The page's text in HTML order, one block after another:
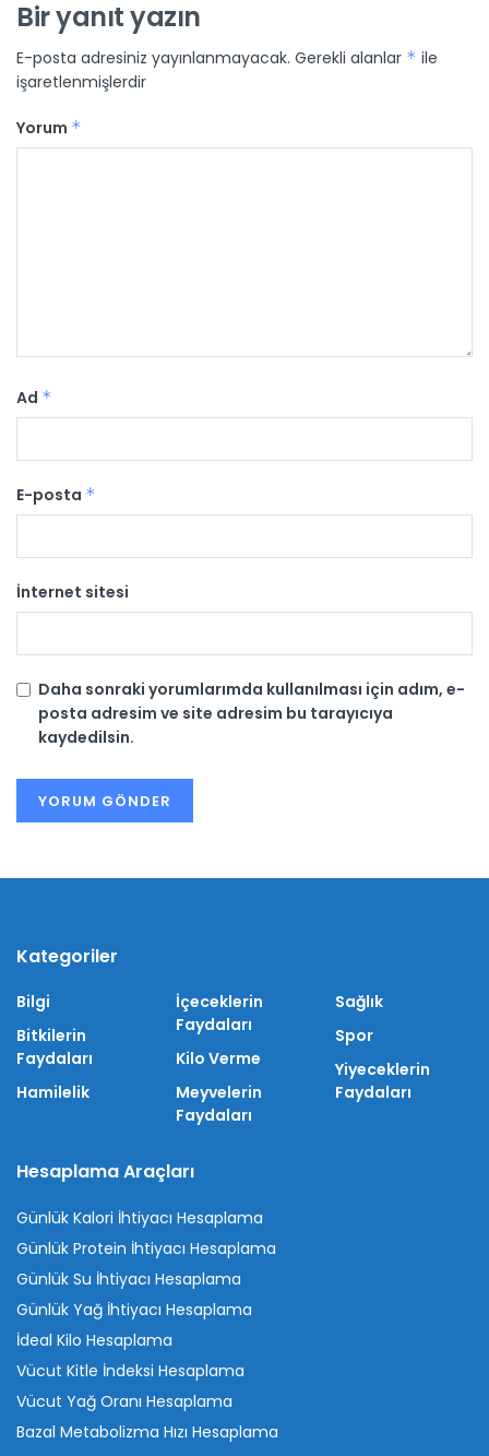
Bir yanıt yazın
E-posta adresiniz yayınlanmayacak. Gerekli alanlar * ile
işaretlenmişlerdir
Yorum *
Ad *
E-posta *
İnternet sitesi
Daha sonraki yorumlarımda kullanılması için adım, e-
posta adresim ve site adresim bu tarayıcıya
kaydedilsin.
Kategoriler
Bilgi
Bitkilerin
Faydaları
Hamilelik
İçeceklerin
Faydaları
Kilo Verme
Meyvelerin
Faydaları
Sağlık
Spor
Yiyeceklerin
Faydaları
Hesaplama Araçları
Günlük Kalori İhtiyacı Hesaplama
Günlük Protein İhtiyacı Hesaplama
Günlük Su İhtiyacı Hesaplama
Günlük Yağ İhtiyacı Hesaplama
İdeal Kilo Hesaplama
Vücut Kitle İndeksi Hesaplama
Vücut Yağ Oranı Hesaplama
Bazal Metabolizma Hızı Hesaplama